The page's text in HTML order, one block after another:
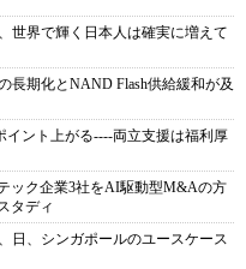
世界で輝く日本人は確実に増えて
長期化とNAND Flash供給緩和が及
イント上がる----両立支援は福利厚
ック企業3社をAI駆動型M&Aの方
タディ
日、シンガポールのユースケース